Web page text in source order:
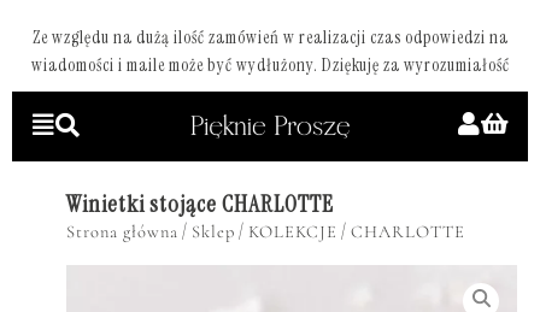
Ze względu na dużą ilość zamówień w realizacji czas odpowiedzi na
wiadomości i maile może być wydłużony. Dziękuję za wyrozumiałość
Winietki stojące CHARLOTTE
Strona główna / Sklep / KOLEKCJE / CHARLOTTE